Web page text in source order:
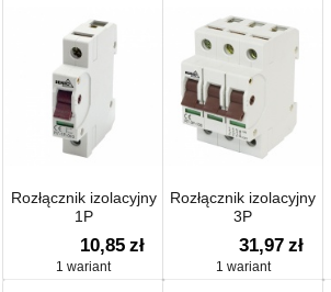
Rozłącznik izolacyjny
1P
10,85 zł
1 wariant
Rozłącznik izolacyjny
3P
31,97 zł
1 wariant